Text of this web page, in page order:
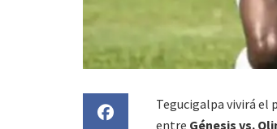
Tegucigalpa vivirá el
entre Génesis vs.